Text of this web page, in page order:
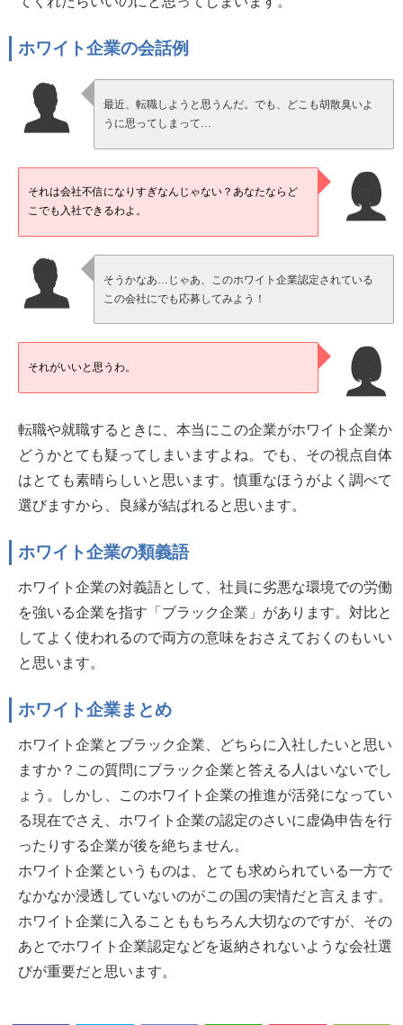
ホワイト企業の会話例
最近、転職しようと思うんだ。でも、どこも胡散臭いよ
うに思ってしまって…
それは会社不信になりすぎなんじゃない？あなたならど
こでも入社できるわよ。
そうかなあ…じゃあ、このホワイト企業認定されている
この会社にでも応募してみよう！
それがいいと思うわ。
転職や就職するときに、本当にこの企業がホワイト企業か
どうかとても疑ってしまいますよね。でも、その視点自体
はとても素晴らしいと思います。慎重なほうがよく調べて
選びますから、良縁が結ばれると思います。
ホワイト企業の類義語
ホワイト企業の対義語として、社員に劣悪な環境での労働
を強いる企業を指す「ブラック企業」があります。対比と
してよく使われるので両方の意味をおさえておくのもいい
と思います。
ホワイト企業まとめ
ホワイト企業とブラック企業、どちらに入社したいと思い
ますか？この質問にブラック企業と答える人はいないでし
ょう。しかし、このホワイト企業の推進が活発になってい
る現在でさえ、ホワイト企業の認定のさいに虚偽申告を行
ったりする企業が後を絶ちません。
ホワイト企業というものは、とても求められている一方で
なかなか浸透していないのがこの国の実情だと言えます。
ホワイト企業に入ることももちろん大切なのですが、その
あとでホワイト企業認定などを返納されないような会社選
びが重要だと思います。